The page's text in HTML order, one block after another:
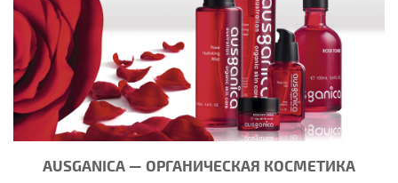
AUSGANICA — ОРГАНИЧЕСКАЯ КОСМЕТИКА